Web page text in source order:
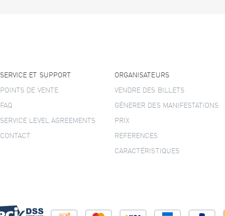
SERVICE ET SUPPORT
POINTS DE VENTE
FAQ
SERVICE LEVEL AGREEMENTS
CONTACT
ORGANISATEURS
VENDRE DES BILLETS
GÉNERER DES MANIFESTATIONS
PRIX
REFERENCES
CARACTÉRISTIQUES